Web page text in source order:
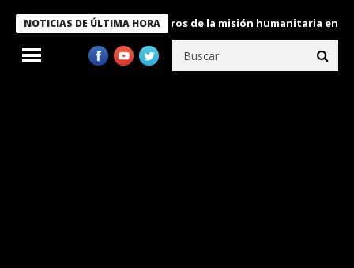
NOTICIAS DE ÚLTIMA HORA
condecora a miembros de la misión humanitaria enviada a